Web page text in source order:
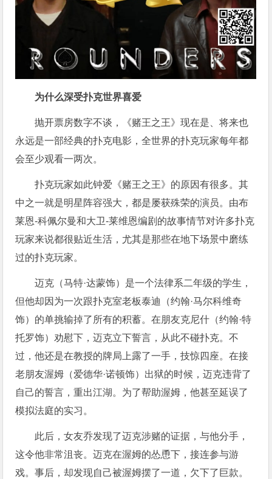
为什么深受扑克世界喜爱
抛开票房数字不谈，《赌王之王》现在是、将来也
永远是一部经典的扑克电影，全世界的扑克玩家每年都
会至少观看一两次。
扑克玩家如此钟爱《赌王之王》的原因有很多。其
中之一就是明星阵容强大，都是屡获殊荣的演员。由布
莱恩-科佩尔曼和大卫-莱维恩编剧的故事情节对许多扑克
玩家来说都很贴近生活，尤其是那些在地下场景中磨练
过的扑克玩家。
迈克（马特·达蒙饰）是一个法律系二年级的学生，
但他却因为一次跟扑克室老板泰迪（约翰·马尔科维奇
饰）的单挑输掉了所有的积蓄。在朋友克尼什（约翰·特
托罗饰）劝慰下，迈克立下誓言，从此不碰扑克。不
过，他还是在教授的牌局上露了一手，技惊四座。在接
老朋友渥姆（爱德华·诺顿饰）出狱的时候，迈克违背了
自己的誓言，重出江湖。为了帮助渥姆，他甚至延误了
模拟法庭的实习。
此后，女友乔发现了迈克涉赌的证据，与他分手，
这令他非常沮丧。迈克在渥姆的怂恿下，接连参与游
戏。事后，却发现自己被渥姆摆了一道，欠下了巨款。